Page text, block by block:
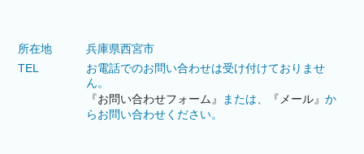
所在地
兵庫県西宮市
TEL
お電話でのお問い合わせは受け付けておりませ
ん。
『お問い合わせフォーム』 または、 『メール』か
らお問い合わせください。